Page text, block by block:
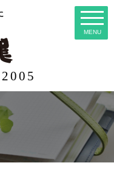
MENU